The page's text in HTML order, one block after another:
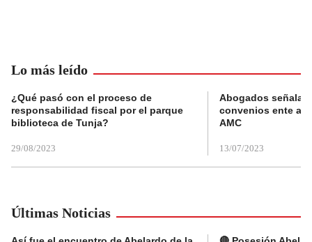
Lo más leído
¿Qué pasó con el proceso de
responsabilidad fiscal por el parque
biblioteca de Tunja?
29/08/2023
Abogados
convenios ente
AMC
13/07/2023
Últimas Noticias